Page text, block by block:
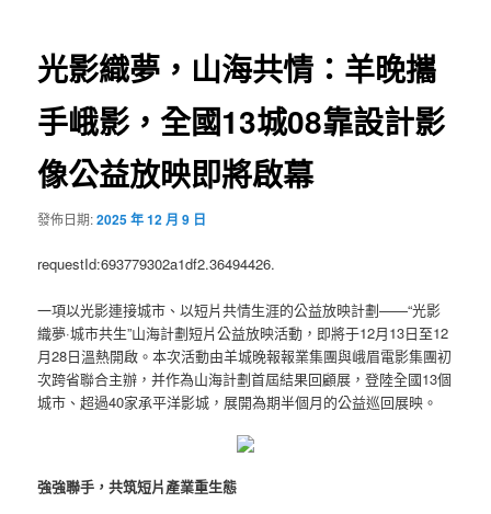
光影織夢，山海共情：羊晚攜
手峨影，全國13城08靠設計影
像公益放映即將啟幕
發佈日期:2025 年 12 月 9 日
requestId:693779302a1df2.36494426.
一項以光影連接城市、以短片共情生涯的公益放映計劃——“光影
織夢·城市共生”山海計劃短片公益放映活動，即將于12月13日至12
月28日溫熱開啟。本次活動由羊城晚報報業集團與峨眉電影集團初
次跨省聯合主辦，并作為山海計劃首屆結果回顧展，登陸全國13個
城市、超過40家承平洋影城，展開為期半個月的公益巡回展映。
強強聯手，共筑短片產業重生態